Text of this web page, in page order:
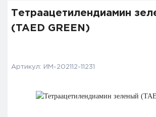
Тетраацетилендиамин
(TAED GREEN)
Артикул: ИМ-202112-11231